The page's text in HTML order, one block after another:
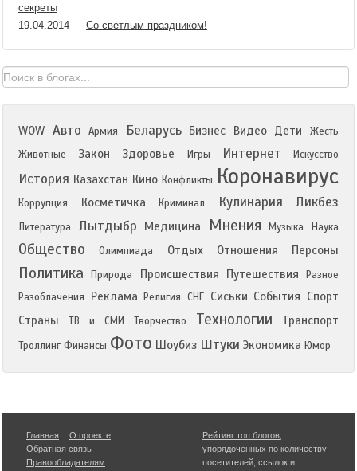
секреты
19.04.2014 — Со светлым праздником!
WOW Авто Армия Беларусь Бизнес Видео Дети
Жесть
Животные
Закон Здоровье Игры Интернет Искусство
История Казахстан Кино Конфликты Коронавирус
Коррупция Косметичка Криминал Кулинария Ликбез
Литература Лытдыбр Медицина Мнения Музыка Наука
Общество Олимпиада Отдых Отношения Персоны
Политика Природа Происшествия Путешествия
Разное
Разоблачения
Реклама Религия СНГ Сиськи События Спорт
Страны
ТВ и СМИ Творчество Технологии Транспорт
Троллинг Финансы Фото Шоубиз Штуки Экономика Юмор
Главная
О проекте
Обратная связь
Правообладателям
Рейтинг топ блогов
упорядоченных по количеству
посетителей, ссылок и